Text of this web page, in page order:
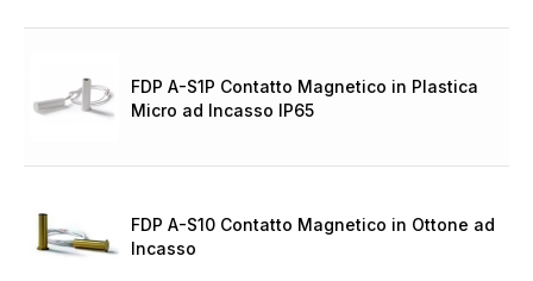
FDP A-S1P Contatto Magnetico in Plastica
Micro ad Incasso IP65
FDP A-S10 Contatto Magnetico in Ottone ad
Incasso